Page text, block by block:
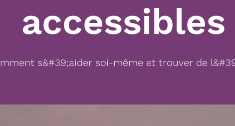
s&#39;aider soi-même et trouver de
accessibles